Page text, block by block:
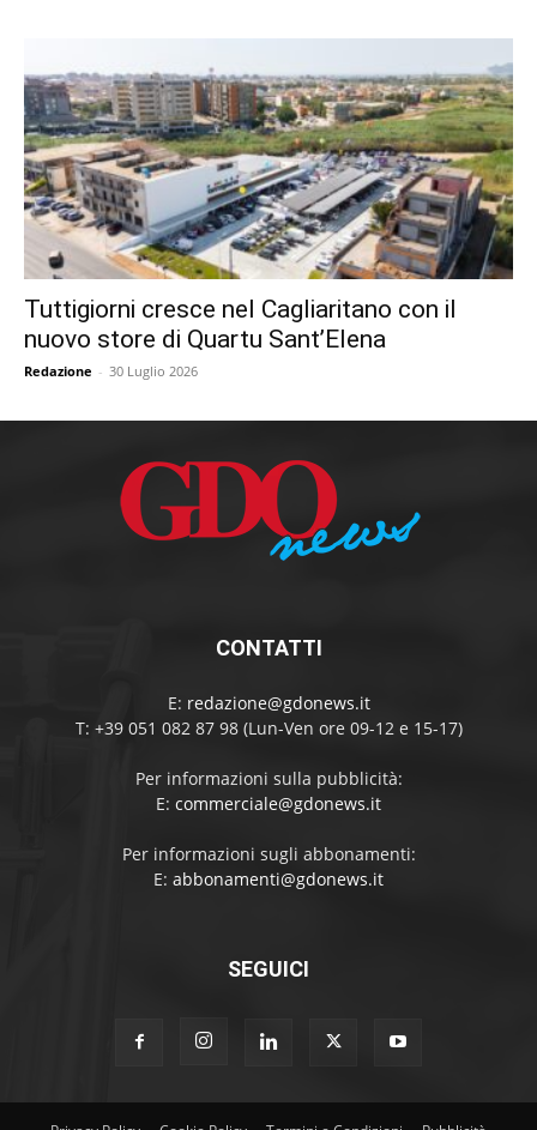
Tuttigiorni cresce nel Cagliaritano con il
nuovo store di Quartu Sant’Elena
Redazione - 30 Luglio 2026
CONTATTI
E: redazione@gdonews.it
T: +39 051 082 87 98 (Lun-Ven ore 09-12 e 15-17)
Per informazioni sulla pubblicità:
E: commerciale@gdonews.it
Per informazioni sugli abbonamenti:
E: abbonamenti@gdonews.it
SEGUICI